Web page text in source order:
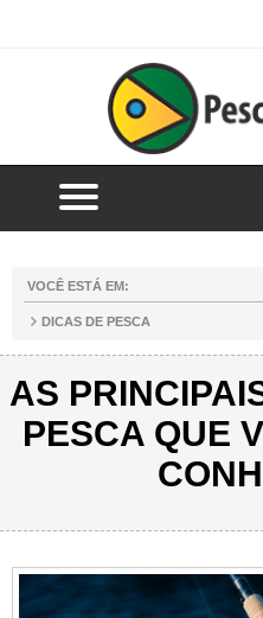
VOCÊ ESTÁ EM:
DICAS DE PESCA
AS
PESCA QUE